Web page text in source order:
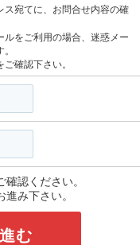
宛てに、お問合せ内容の確
をご利用の場合、迷惑メー
確認下さい。
確認ください。
み下さい。
む